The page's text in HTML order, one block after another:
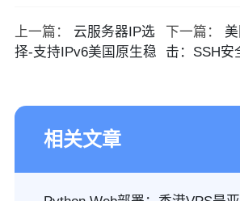
上一篇：
云服务器IP选
择-支持IPv6美国原生稳
下一篇：
击：SSH安
相关文章